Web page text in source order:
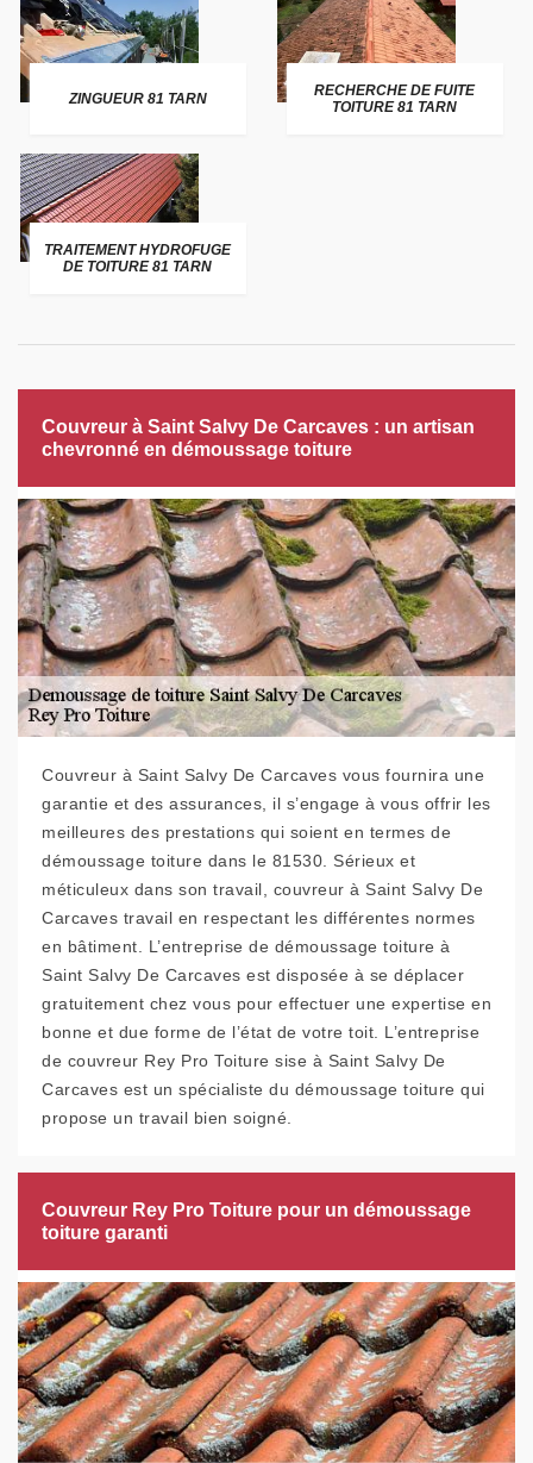
ZINGUEUR 81 TARN
RECHERCHE DE FUITE
TOITURE 81 TARN
TRAITEMENT HYDROFUGE
DE TOITURE 81 TARN
Couvreur à Saint Salvy De Carcaves : un artisan
chevronné en démoussage toiture
Couvreur à Saint Salvy De Carcaves vous fournira une
garantie et des assurances, il s’engage à vous offrir les
meilleures des prestations qui soient en termes de
démoussage toiture dans le 81530. Sérieux et
méticuleux dans son travail, couvreur à Saint Salvy De
Carcaves travail en respectant les différentes normes
en bâtiment. L’entreprise de démoussage toiture à
Saint Salvy De Carcaves est disposée à se déplacer
gratuitement chez vous pour effectuer une expertise en
bonne et due forme de l’état de votre toit. L’entreprise
de couvreur Rey Pro Toiture sise à Saint Salvy De
Carcaves est un spécialiste du démoussage toiture qui
propose un travail bien soigné.
Couvreur Rey Pro Toiture pour un démoussage
toiture garanti